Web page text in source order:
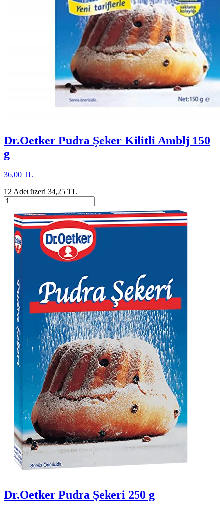
Dr.Oetker Pudra Şeker Kilitli Amblj 150
g
36,00 TL
12 Adet üzeri 34,25 TL
Dr.Oetker Pudra Şekeri 250 g